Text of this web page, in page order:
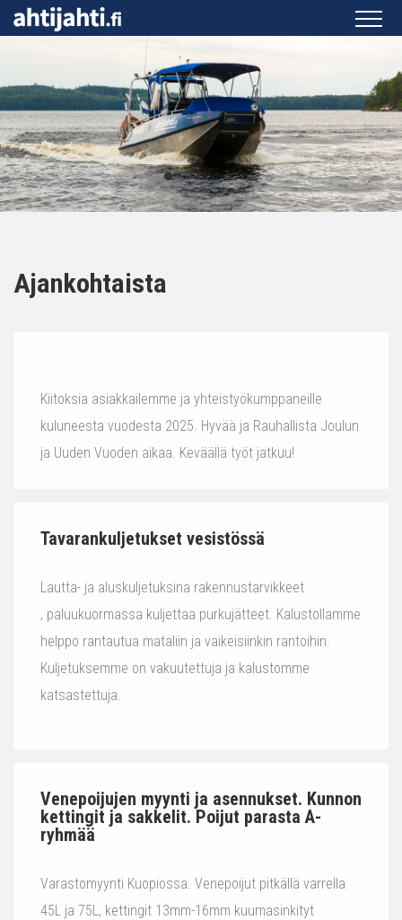
Ajankohtaista
Kiitoksia asiakkailemme ja yhteistyökumppaneille
kuluneesta vuodesta 2025. Hyvää ja Rauhallista Joulun
ja Uuden Vuoden aikaa. Keväällä työt jatkuu!
Tavarankuljetukset vesistössä
Lautta- ja aluskuljetuksina rakennustarvikkeet
, paluukuormassa kuljettaa purkujätteet. Kalustollamme
helppo rantautua mataliin ja vaikeisiinkin rantoihin.
Kuljetuksemme on vakuutettuja ja kalustomme
katsastettuja.
Venepoijujen myynti ja asennukset. Kunnon
kettingit ja sakkelit. Poijut parasta A-
ryhmää
Varastomyynti Kuopiossa. Venepoijut pitkällä varrella
45L ja 75L, kettingit 13mm-16mm kuumasinkityt